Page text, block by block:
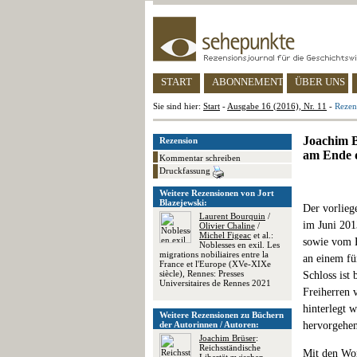
START ABONNEMENT ÜBER UNS
Sie sind hier: Start - Ausgabe 16 (2016), Nr. 11 -
Rezension
Kommentar schreiben
Druckfassung
Weitere Rezensionen von Jort
Blazejewski:
Laurent Bourquin /
Olivier Chaline /
Michel Figeac et al.:
Noblesses en exil. Les
migrations nobiliaires entre la
France et l'Europe (XVe-XIXe
siècle), Rennes: Presses
Universitaires de Rennes 2021
Weitere Rezensionen zu Büchern
der Autorinnen / Autoren:
Joachim Brüser:
Reichsständische
Joachim
am Ende
Der
im Juni
sowie vom
an einem
Schloss ist
Freiherren
hinterlegt
Mit den